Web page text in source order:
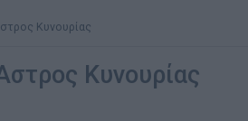
Κυνουρίας
Κυνουρίας